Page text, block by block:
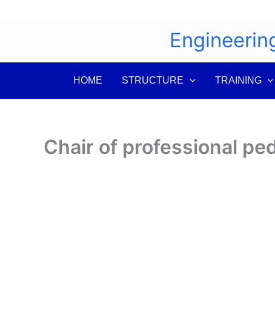
HOME STRUCTURE TRAINING
Chair of professional